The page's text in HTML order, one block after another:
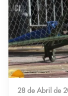
28 de Abril de